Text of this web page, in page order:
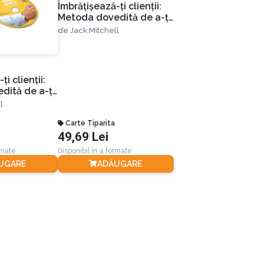
ți clienții:
de a-ți
și
Îmbrățișează-ți clienții:
Metoda dovedită de a-ți
personaliza vânzările și
de Jack Mitchell
Carte Tiparita
49,69 Lei
Disponibil în 4 formate
ADĂUGARE